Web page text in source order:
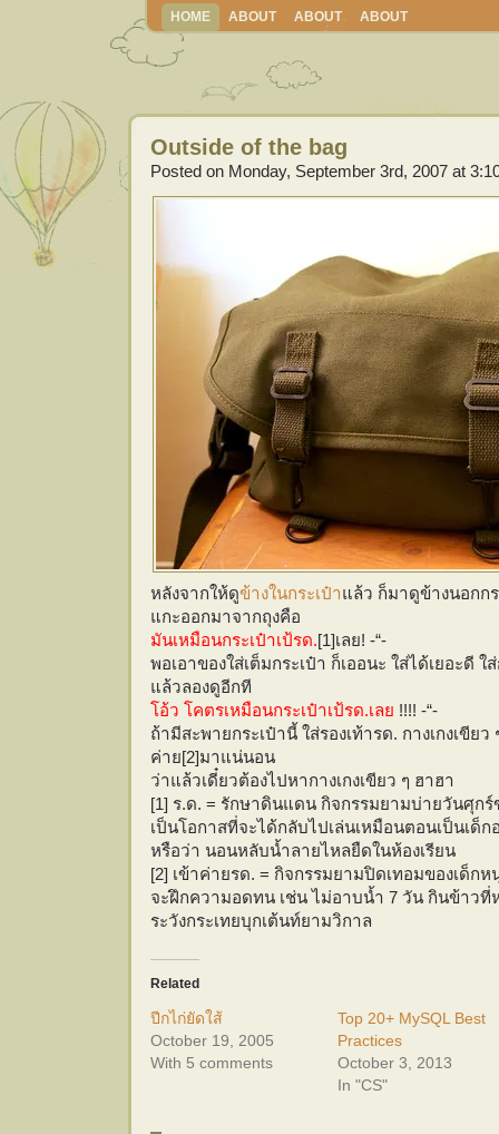
HOME ABOUT ABOUT ABOUT
Outside of the bag
Posted on Monday, September 3rd, 2007 at
หลังจากให้ดูข้างในกระเป๋าแล้ว ก็มาดูข้างนอกก
แกะออกมาจากถุงคือ
มันเหมือนกระเป๋าเป้รด.[1]เลย! -“-
พอเอาของใส่เต็มกระเป๋า ก็เออนะ ใส่ได้เยอะดี
แล้วลองดูอีกที
โอ้ว โคตรเหมือนกระเป๋าเป้รด.เลย !!!! -“-
ถ้ามีสะพายกระเป๋านี้ ใส่รองเท้ารด. กางเกงเขีย
ค่าย[2]มาแน่นอน
ว่าแล้วเดี๋ยวต้องไปหากางเกงเขียว ๆ ฮาฮา
[1] ร.ด. = รักษาดินแดน กิจกรรมยามบ่ายวันศุกร์
เป็นโอกาสที่จะได้กลับไปเล่นเหมือนตอนเป็นเด็
หรือว่า นอนหลับน้ำลายไหลยืดในห้องเรียน
[2] เข้าค่ายรด. = กิจกรรมยามปิดเทอมของเด็ก
จะฝึกความอดทน เช่น ไม่อาบน้ำ 7 วัน กินข้าว
ระวังกระเทยบุกเต้นท์ยามวิกาล
Related
ปีกไก่ยัดใส้
October 19, 2005
With 5 comments
Top 20+ MySQL Best
Practices
October 3, 2013
In "CS"